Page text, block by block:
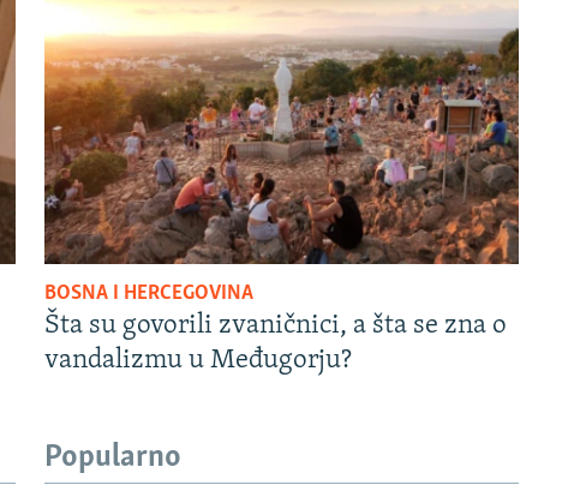
BOSNA I HERCEGOVINA
Šta su govorili zvaničnici, a šta se zna o
vandalizmu u Međugorju?
Popularno